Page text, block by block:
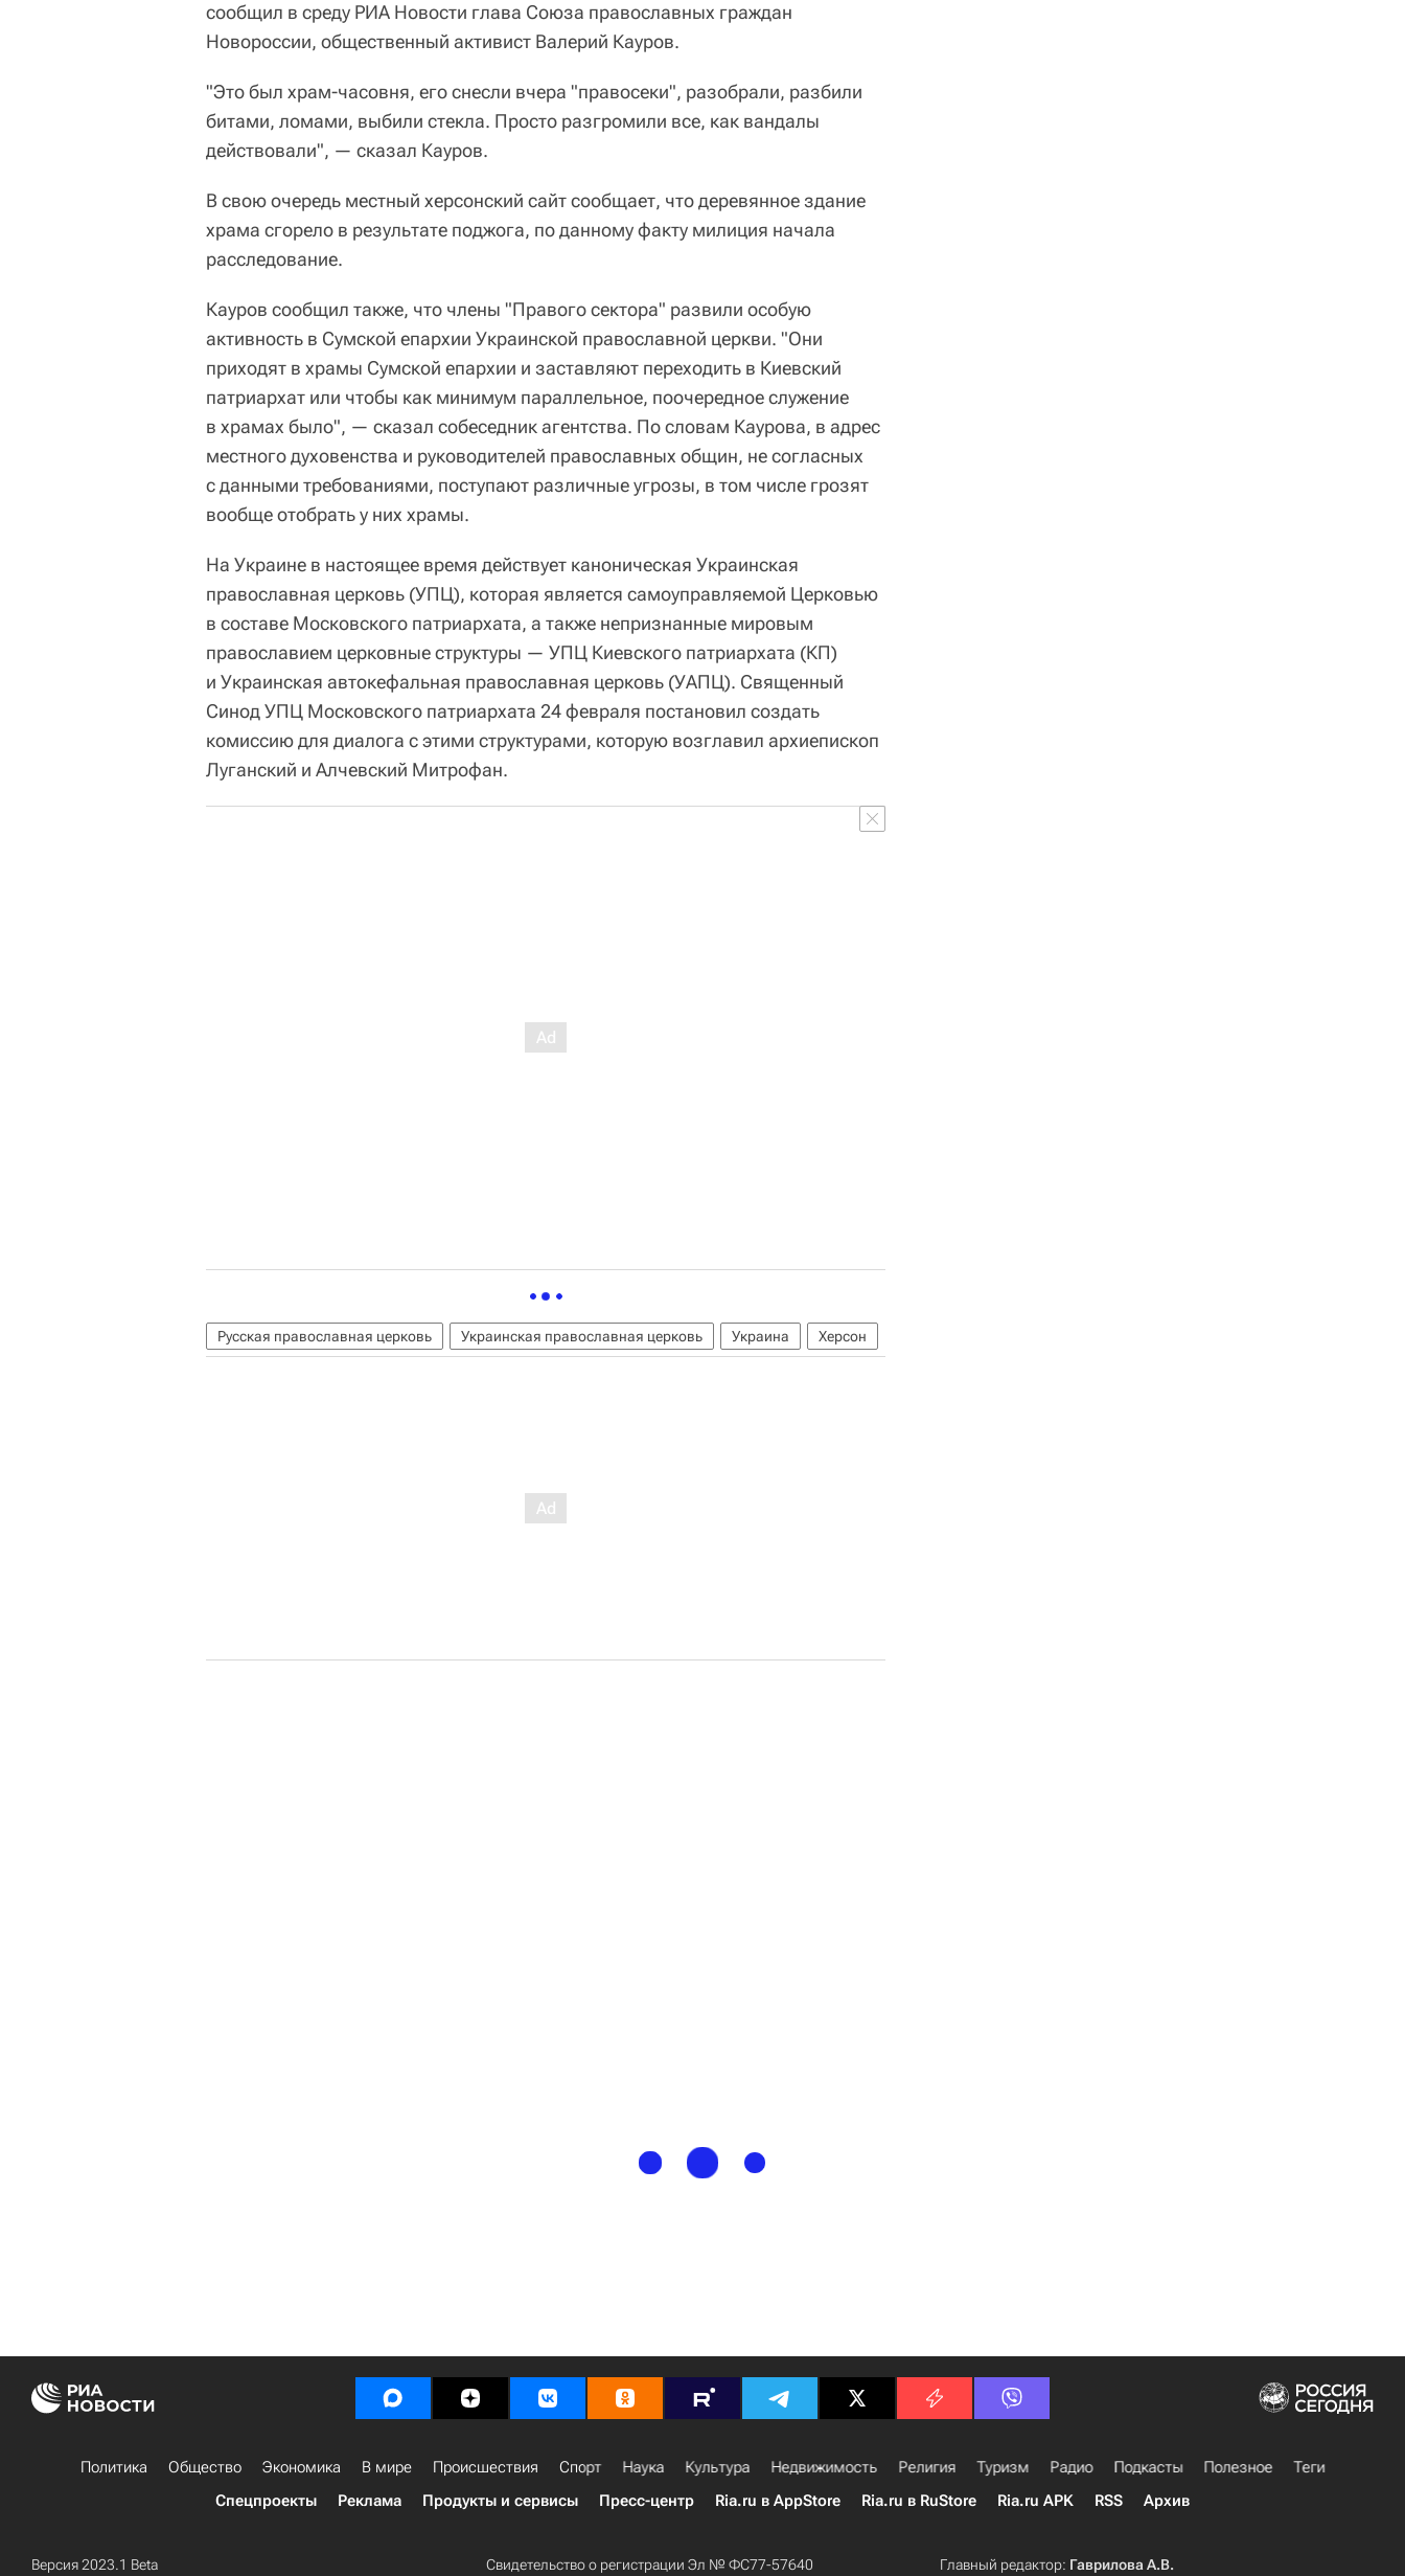
сообщил в среду РИА Новости глава Союза православных граждан
Новороссии, общественный активист Валерий Кауров.
"Это был храм-часовня, его снесли вчера "правосеки", разобрали, разбили
битами, ломами, выбили стекла. Просто разгромили все, как вандалы
действовали", — сказал Кауров.
В свою очередь местный херсонский сайт сообщает, что деревянное здание
храма сгорело в результате поджога, по данному факту милиция начала
расследование.
Кауров сообщил также, что члены "Правого сектора" развили особую
активность в Сумской епархии Украинской православной церкви. "Они
приходят в храмы Сумской епархии и заставляют переходить в Киевский
патриархат или чтобы как минимум параллельное, поочередное служение
в храмах было", — сказал собеседник агентства. По словам Каурова, в адрес
местного духовенства и руководителей православных общин, не согласных
с данными требованиями, поступают различные угрозы, в том числе грозят
вообще отобрать у них храмы.
На Украине в настоящее время действует каноническая Украинская
православная церковь (УПЦ), которая является самоуправляемой Церковью
в составе Московского патриархата, а также непризнанные мировым
православием церковные структуры — УПЦ Киевского патриархата (КП)
и Украинская автокефальная православная церковь (УАПЦ). Священный
Синод УПЦ Московского патриархата 24 февраля постановил создать
комиссию для диалога с этими структурами, которую возглавил архиепископ
Луганский и Алчевский Митрофан.
Русская православная церковь Украинская православная церковь Украина Херсон
Политика Общество Экономика В мире Происшествия Спорт Наука Культура Недвижимость Религия Туризм Радио Подкасты Полезное
Теги
Спецпроекты
Реклама Продукты и сервисы Пресс-центр Ria.ru в AppStore Ria.ru в RuStore Ria.ru APK RSS Архив
Версия 2023.1 Beta Свидетельство о регистрации Эл № ФС77-57640 Главный редактор: Гаврилова А.В.